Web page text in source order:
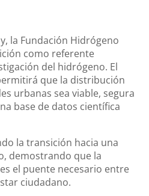
la Fundación Hidrógeno
como referente
del hidrógeno. El
que la distribución
urbanas sea viable, segura
base de datos científica
la transición hacia una
demostrando que la
el puente necesario entre
ciudadano.